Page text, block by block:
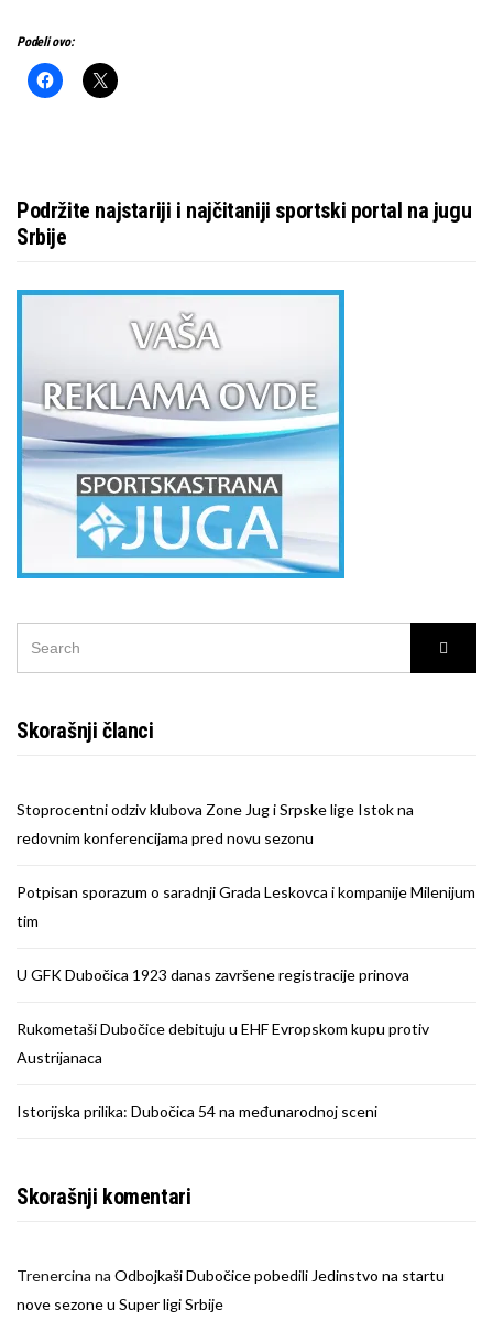
Podeli ovo:
Podržite najstariji i najčitaniji sportski portal na jugu
Srbije
Skorašnji članci
Stoprocentni odziv klubova Zone Jug i Srpske lige Istok na
redovnim konferencijama pred novu sezonu
Potpisan sporazum o saradnji Grada Leskovca i kompanije Milenijum
tim
U GFK Dubočica 1923 danas završene registracije prinova
Rukometaši Dubočice debituju u EHF Evropskom kupu protiv
Austrijanaca
Istorijska prilika: Dubočica 54 na međunarodnoj sceni
Skorašnji komentari
Trenercina na Odbojkaši Dubočice pobedili Jedinstvo na startu
nove sezone u Super ligi Srbije